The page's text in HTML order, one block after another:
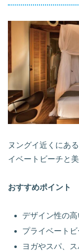
ヌングイ近くにあ
イベートビーチと
おすすめポイント
デザイン性の
プライベート
ヨガやスパ、